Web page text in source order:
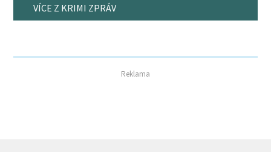
VÍCE Z KRIMI ZPRÁV
Reklama